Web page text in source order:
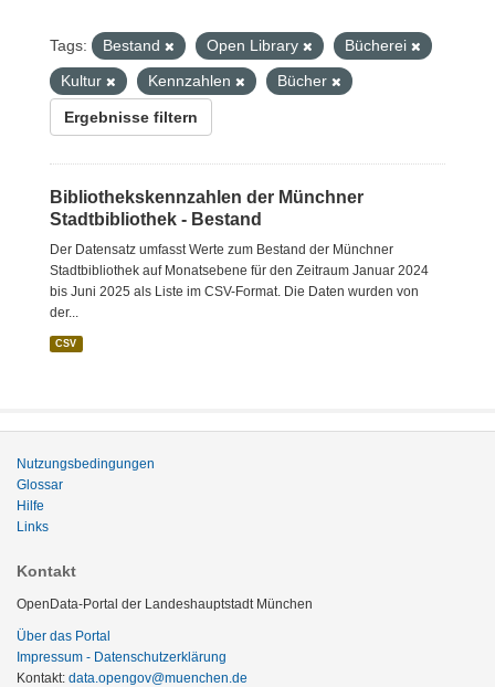
Tags: Bestand Open Library
Bücherei
Kultur
Kennzahlen Bücher
Ergebnisse filtern
Bibliothekskennzahlen der Münchner
Stadtbibliothek - Bestand
Der Datensatz umfasst Werte zum Bestand der Münchner
Stadtbibliothek auf Monatsebene für den Zeitraum Januar 2024
bis Juni 2025 als Liste im CSV-Format. Die Daten wurden von
der...
CSV
Nutzungsbedingungen
Glossar
Hilfe
Links
Kontakt
OpenData-Portal der Landeshauptstadt München
Über das Portal
Impressum - Datenschutzerklärung
Kontakt: data.opengov@muenchen.de